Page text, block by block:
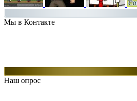
Мы в Контакте
Наш опрос